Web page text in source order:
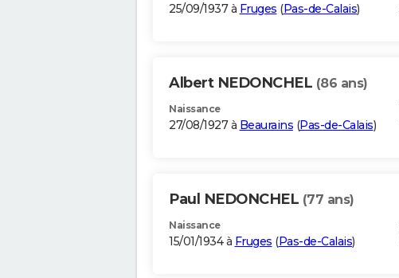
25/09/1937 à Fruges (Pas-de-Calais)
Albert NEDONCHEL (86 ans)
Naissance
27/08/1927 à Beaurains (Pas-de-Calais)
Paul NEDONCHEL (77 ans)
Naissance
15/01/1934 à Fruges (Pas-de-Calais)